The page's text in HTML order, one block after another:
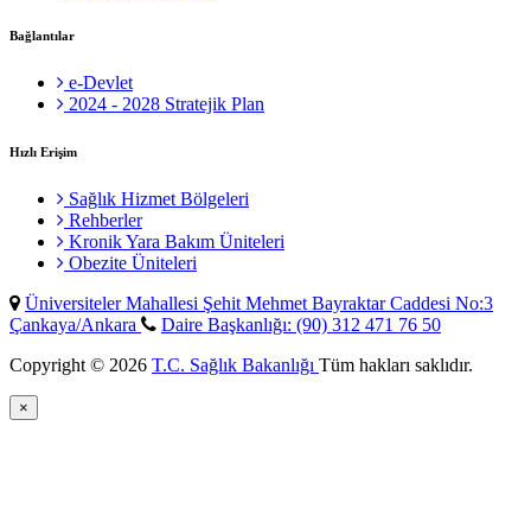
Bağlantılar
e-Devlet
2024 - 2028 Stratejik Plan
Hızlı Erişim
Sağlık Hizmet Bölgeleri
Rehberler
Kronik Yara Bakım Üniteleri
Obezite Üniteleri
Üniversiteler Mahallesi Şehit Mehmet Bayraktar Caddesi No:3
Çankaya/Ankara
Daire Başkanlığı: (90) 312 471 76 50
Copyright © 2026 T.C. Sağlık Bakanlığı Tüm hakları saklıdır.
×